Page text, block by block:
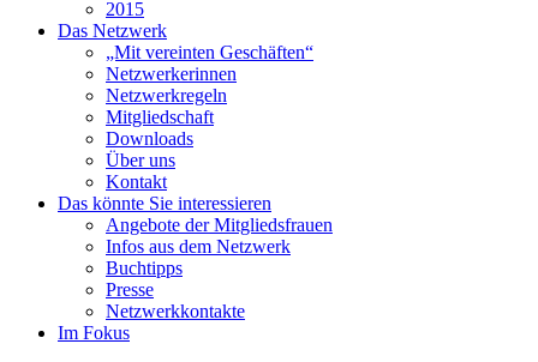
2015
Das Netzwerk
„Mit vereinten Geschäften“
Netzwerkerinnen
Netzwerkregeln
Mitgliedschaft
Downloads
Über uns
Kontakt
Das könnte Sie interessieren
Angebote der Mitgliedsfrauen
Infos aus dem Netzwerk
Buchtipps
Presse
Netzwerkkontakte
Im Fokus